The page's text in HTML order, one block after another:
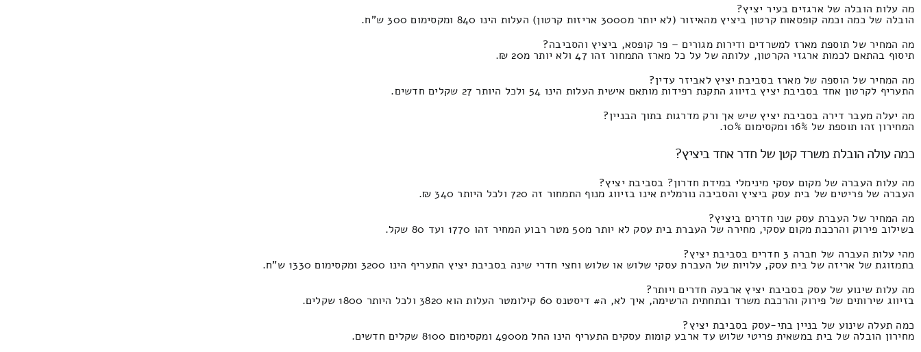
מה עלות הובלה של ארגזים בעיר יציץ?
הובלה של כמה וכמה קופסאות קרטון ביציץ מהאיזור (לא יותר מ3000 אריזות קרטון) העלות הינו 840 ומקסימום 300 ש"ח.
מה המחיר של תוספת מארז למשרדים ודירות מגורים – פר קופסא, ביציץ והסביבה?
תיסוף בהתאם לכמות ארגזי הקרטון, עלותה של על כל מארז התמחור זהו 47 ולא יותר מ20 ₪.
מה המחיר של הוספה של מארז בסביבת יציץ לאביזר עדין?
התעריף לקרטון אחד בסביבת יציץ בזיווג התקנת רפידות מותאם אישית העלות הינו 54 ולכל היותר 27 שקלים חדשים.
מה יעלה מעבר דירה בסביבת יציץ שיש אך ורק מדרגות בתוך הבניין?
המחירון זהו תוספת של 16% ומקסימום 10%.
כמה עולה הובלת משרד קטן של חדר אחד ביציץ?
מה עלות העברה של מקום עסקי מינימלי במידת חדרון? בסביבת יציץ?
העברה של פריטים של בית עסק ביציץ והסביבה נורמלית אינו בזיווג מנוף התמחור זה 720 ולכל היותר 340 ₪.
מה המחיר של העברת עסק שני חדרים ביציץ?
בשילוב פירוק והרכבת מקום עסקי, מחירה של העברת בית עסק לא יותר מ50 מטר רבוע המחיר זהו 1770 ועד 80 שקל.
מהי עלות העברה של חברה 3 חדרים בסביבת יציץ?
בתמזוגת של אריזה של בית עסק, עלויות של העברת עסקי שלוש או שלוש וחצי חדרי שינה בסביבת יציץ התעריף הינו 3200 ומקסימום 1330 ש"ח.
מה עלות שינוע של עסק בסביבת יציץ ארבעה חדרים ויותר?
בזיווג שירותים של פירוק והרכבת משרד ובתחתית הרשימה, איך לא, ה# דיסטנס 60 קילומטר העלות הוא 3820 ולכל היותר 1800 שקלים.
כמה תעלה שינוע של בניין בתי-עסק בסביבת יציץ?
מחירון הובלה של בית במשאית פריטי שלוש עד ארבע קומות עסקים התעריף הינו החל מ4900 ומקסימום 8100 שקלים חדשים.